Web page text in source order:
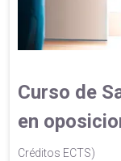
Curso de
en
Créditos ECTS)